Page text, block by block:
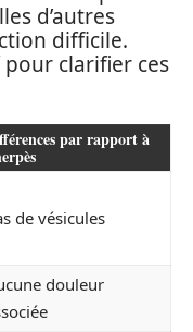
d’autres
difficile.
clarifier ces
par rapport à
de vésicules
douleur